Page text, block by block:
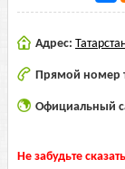
Адрес:
Прямой номер
Официальный
Не забудьте